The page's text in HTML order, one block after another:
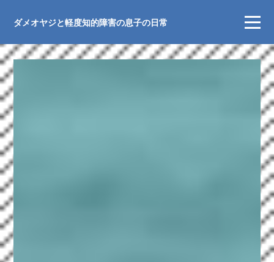
ダメオヤジと軽度知的障害の息子の日常